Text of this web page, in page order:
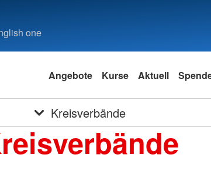
one
Angebote Kurse Aktuell
Kreisverbände